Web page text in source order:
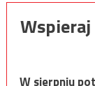
Wspieraj
W sierpniu